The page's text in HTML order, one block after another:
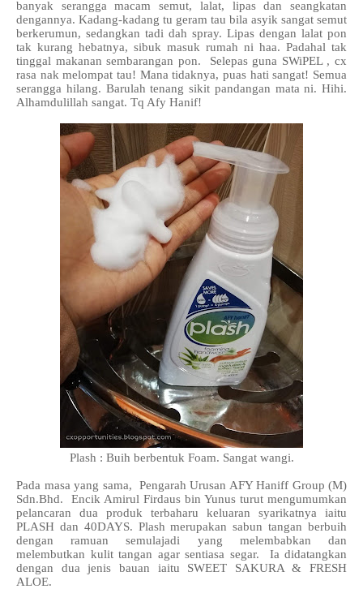
banyak serangga macam semut, lalat, lipas dan seangkatan
dengannya. Kadang-kadang tu geram tau bila asyik sangat semut
berkerumun, sedangkan tadi dah spray. Lipas dengan lalat pon
tak kurang hebatnya, sibuk masuk rumah ni haa. Padahal tak
tinggal makanan sembarangan pon. Selepas guna SWiPEL , cx
rasa nak melompat tau! Mana tidaknya, puas hati sangat! Semua
serangga hilang. Barulah tenang sikit pandangan mata ni. Hihi.
Alhamdulillah sangat. Tq Afy Hanif!
Plash : Buih berbentuk Foam. Sangat wangi.
Pada masa yang sama, Pengarah Urusan AFY Haniff Group (M)
Sdn.Bhd. Encik Amirul Firdaus bin Yunus turut mengumumkan
pelancaran dua produk terbaharu keluaran syarikatnya iaitu
PLASH dan 40DAYS. Plash merupakan sabun tangan berbuih
dengan ramuan semulajadi yang melembabkan dan
melembutkan kulit tangan agar sentiasa segar. Ia didatangkan
dengan dua jenis bauan iaitu SWEET SAKURA & FRESH
ALOE.